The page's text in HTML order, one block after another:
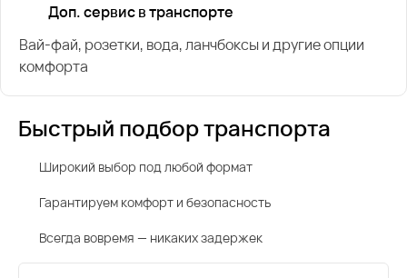
Доп. сервис в транспорте
Вай-фай, розетки, вода, ланчбоксы и другие опции
комфорта
Быстрый подбор транспорта
Широкий выбор под любой формат
Гарантируем комфорт и безопасность
Всегда вовремя — никаких задержек